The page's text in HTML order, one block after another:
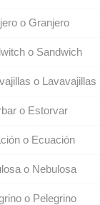
o Granjero
o Sandwich
o Lavavajillas
o Estorvar
o Ecuación
o Nebulosa
o Pelegrino